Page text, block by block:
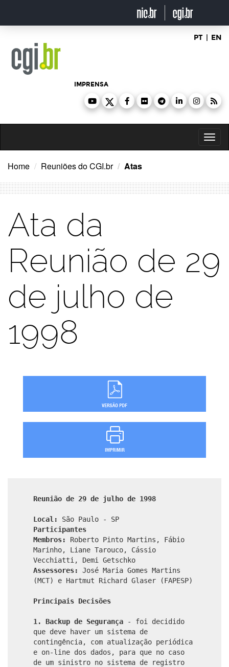
o
PT | EN
IMPRENSA
Home Reuniões do CGI.br Atas
Ata da
Reunião de 29
de julho de
1998
Reunião de 29 de julho de 1998
Local:
São Paulo - SP
Participantes
Membros: Roberto Pinto Martins, Fábio
Marinho, Liane Tarouco, Cássio
Vecchiatti, Demi Getschko
Assessores: José Maria Gomes Martins
(MCT) e Hartmut Richard Glaser (FAPESP)
Principais Decisões
1. Backup de Segurança
- foi decidido
que deve haver um sistema de
contingência, com atualização periódica
e on-line dos dados, para que no caso
de um sinistro no sistema de registro